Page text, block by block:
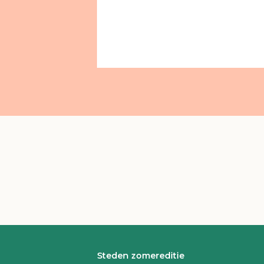
Steden zomereditie